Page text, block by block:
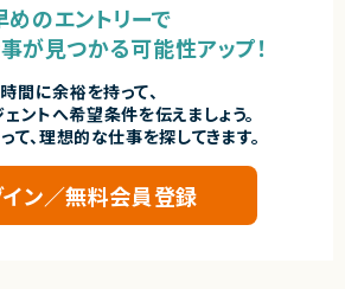
エンド、インフラまで幅広い技術領域で経験を積
ため、技術選定や改善提案など主体的に関与で
く、プロダクトづくりに深く入り込める案件で
がら、新規サービス開発のコアメンバーとして
めのエントリーで
が見つかる可能性アップ！
時間に余裕を持って、
ントへ希望条件を伝えましょう。
て、理想的な仕事を探してきます。
ン／無料会員登録